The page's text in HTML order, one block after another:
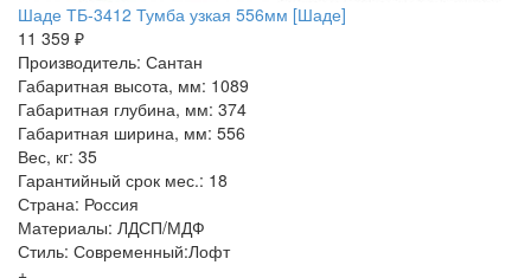
Шаде ТБ-3412 Тумба узкая 556мм [Шаде]
11 359 ₽
Производитель: Сантан
Габаритная высота, мм: 1089
Габаритная глубина, мм: 374
Габаритная ширина, мм: 556
Вес, кг: 35
Гарантийный срок мес.: 18
Страна: Россия
Материалы: ЛДСП/МДФ
Стиль: Современный:Лофт